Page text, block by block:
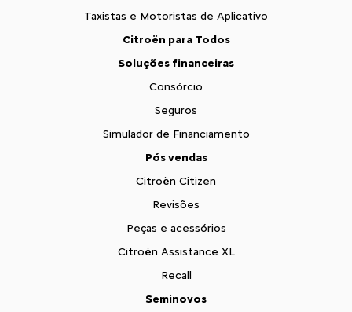
Taxistas e Motoristas de Aplicativo
Citroën para Todos
Soluções financeiras
Consórcio
Seguros
Simulador de Financiamento
Pós vendas
Citroën Citizen
Revisões
Peças e acessórios
Citroën Assistance XL
Recall
Seminovos